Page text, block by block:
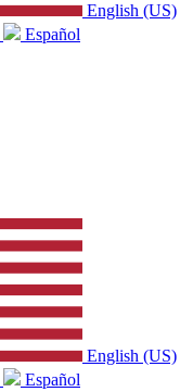
English (US)
Español
English (US)
Español